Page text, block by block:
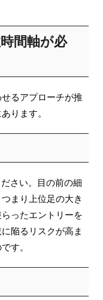
間軸が必
るアプローチが推
ります。
さい。目の前の細
まり上位足の大き
ったエントリーを
陥るリスクが高ま
す。